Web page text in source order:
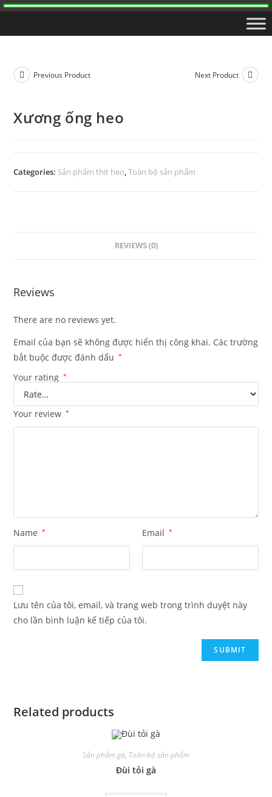
Previous Product Next Product
Xương ống heo
Categories: Sản phẩm thịt heo,Toàn bộ sản phẩm
REVIEWS (0)
Reviews
There are no reviews yet.
Email của bạn sẽ không được hiển thị công khai. Các trường
bắt buộc được đánh dấu
*
Your rating *
Your review *
Name * Email *
Lưu tên của tôi, email, và trang web trong trình duyệt này
cho lần bình luận kế tiếp của tôi.
Related products
Sản phẩm gà, Toàn bộ sản phẩm
Đùi tỏi gà